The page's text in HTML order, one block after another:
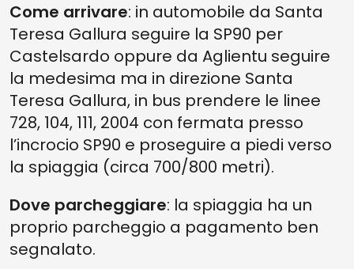
Come arrivare: in automobile da Santa
Teresa Gallura seguire la SP90 per
Castelsardo oppure da Aglientu seguire
la medesima ma in direzione Santa
Teresa Gallura, in bus prendere le linee
728, 104, 111, 2004 con fermata presso
l’incrocio SP90 e proseguire a piedi verso
la spiaggia (circa 700/800 metri).
Dove parcheggiare: la spiaggia ha un
proprio parcheggio a pagamento ben
segnalato.